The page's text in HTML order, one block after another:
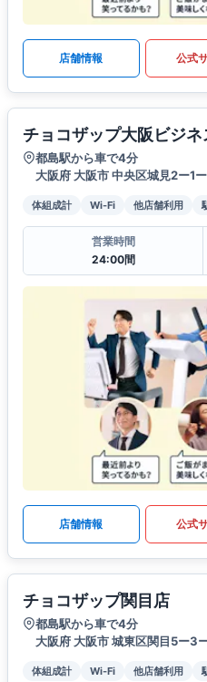
店舗情報 公式
チョコザップ大阪ビジ
都島駅から車で4分
大阪府 大阪市 中央区城見2ー1
体組成計 Wi-Fi 他店舗利用
営業時間
24:00間
店舗情報 公式
チョコザップ関目店
都島駅から車で4分
大阪府 大阪市 城東区関目5ー3
体組成計 Wi-Fi 他店舗利用